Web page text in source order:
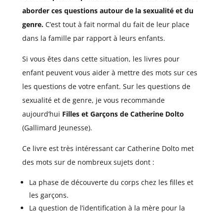
aborder ces questions autour de la sexualité et du
genre.C’est tout à fait normal du fait de leur place
dans la famille par rapport à leurs enfants.
Si vous êtes dans cette situation, les livres pour
enfant peuvent vous aider à mettre des mots sur ces
les questions de votre enfant. Sur les questions de
sexualité et de genre, je vous recommande
aujourd’hui Filles et Garçons de Catherine Dolto
(Gallimard Jeunesse).
Ce livre est très intéressant car Catherine Dolto met
des mots sur de nombreux sujets dont :
La phase de découverte du corps chez les filles et
les garçons.
La question de l’identification à la mère pour la